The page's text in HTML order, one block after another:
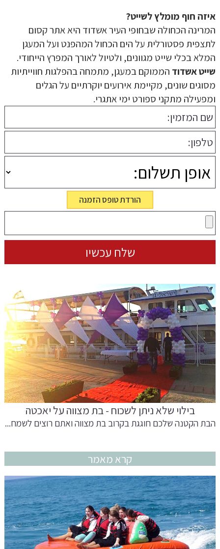
איזה חוף מומלץ לשייט?
המרינה הכחולה שבחופי העיר אשדוד היא אתר קסום
לתצפית פסטורלית על הים הכחול המהפנט ועל המעגן
המלא בכלי שייט מגוונים, ולטיול לאורך המפרץ הייחודי.
שייט אשדוד הממוקם במעגן, מתמחה בהפלגות חווייתיות
מסוגים שונים, מקיימת אירועים יוקרתיים על הגלים
ומפעילה מתקני ספורט ימי אתגרי.
הורדת טופס הזמנה
בילוי שלא ניתן לשכוח - בת מצווה על יאכטה
הבת הקטנה שלכם חוגגת בקרוב בת מצווה ואתם רוצים לשמח...
קרא מאמר